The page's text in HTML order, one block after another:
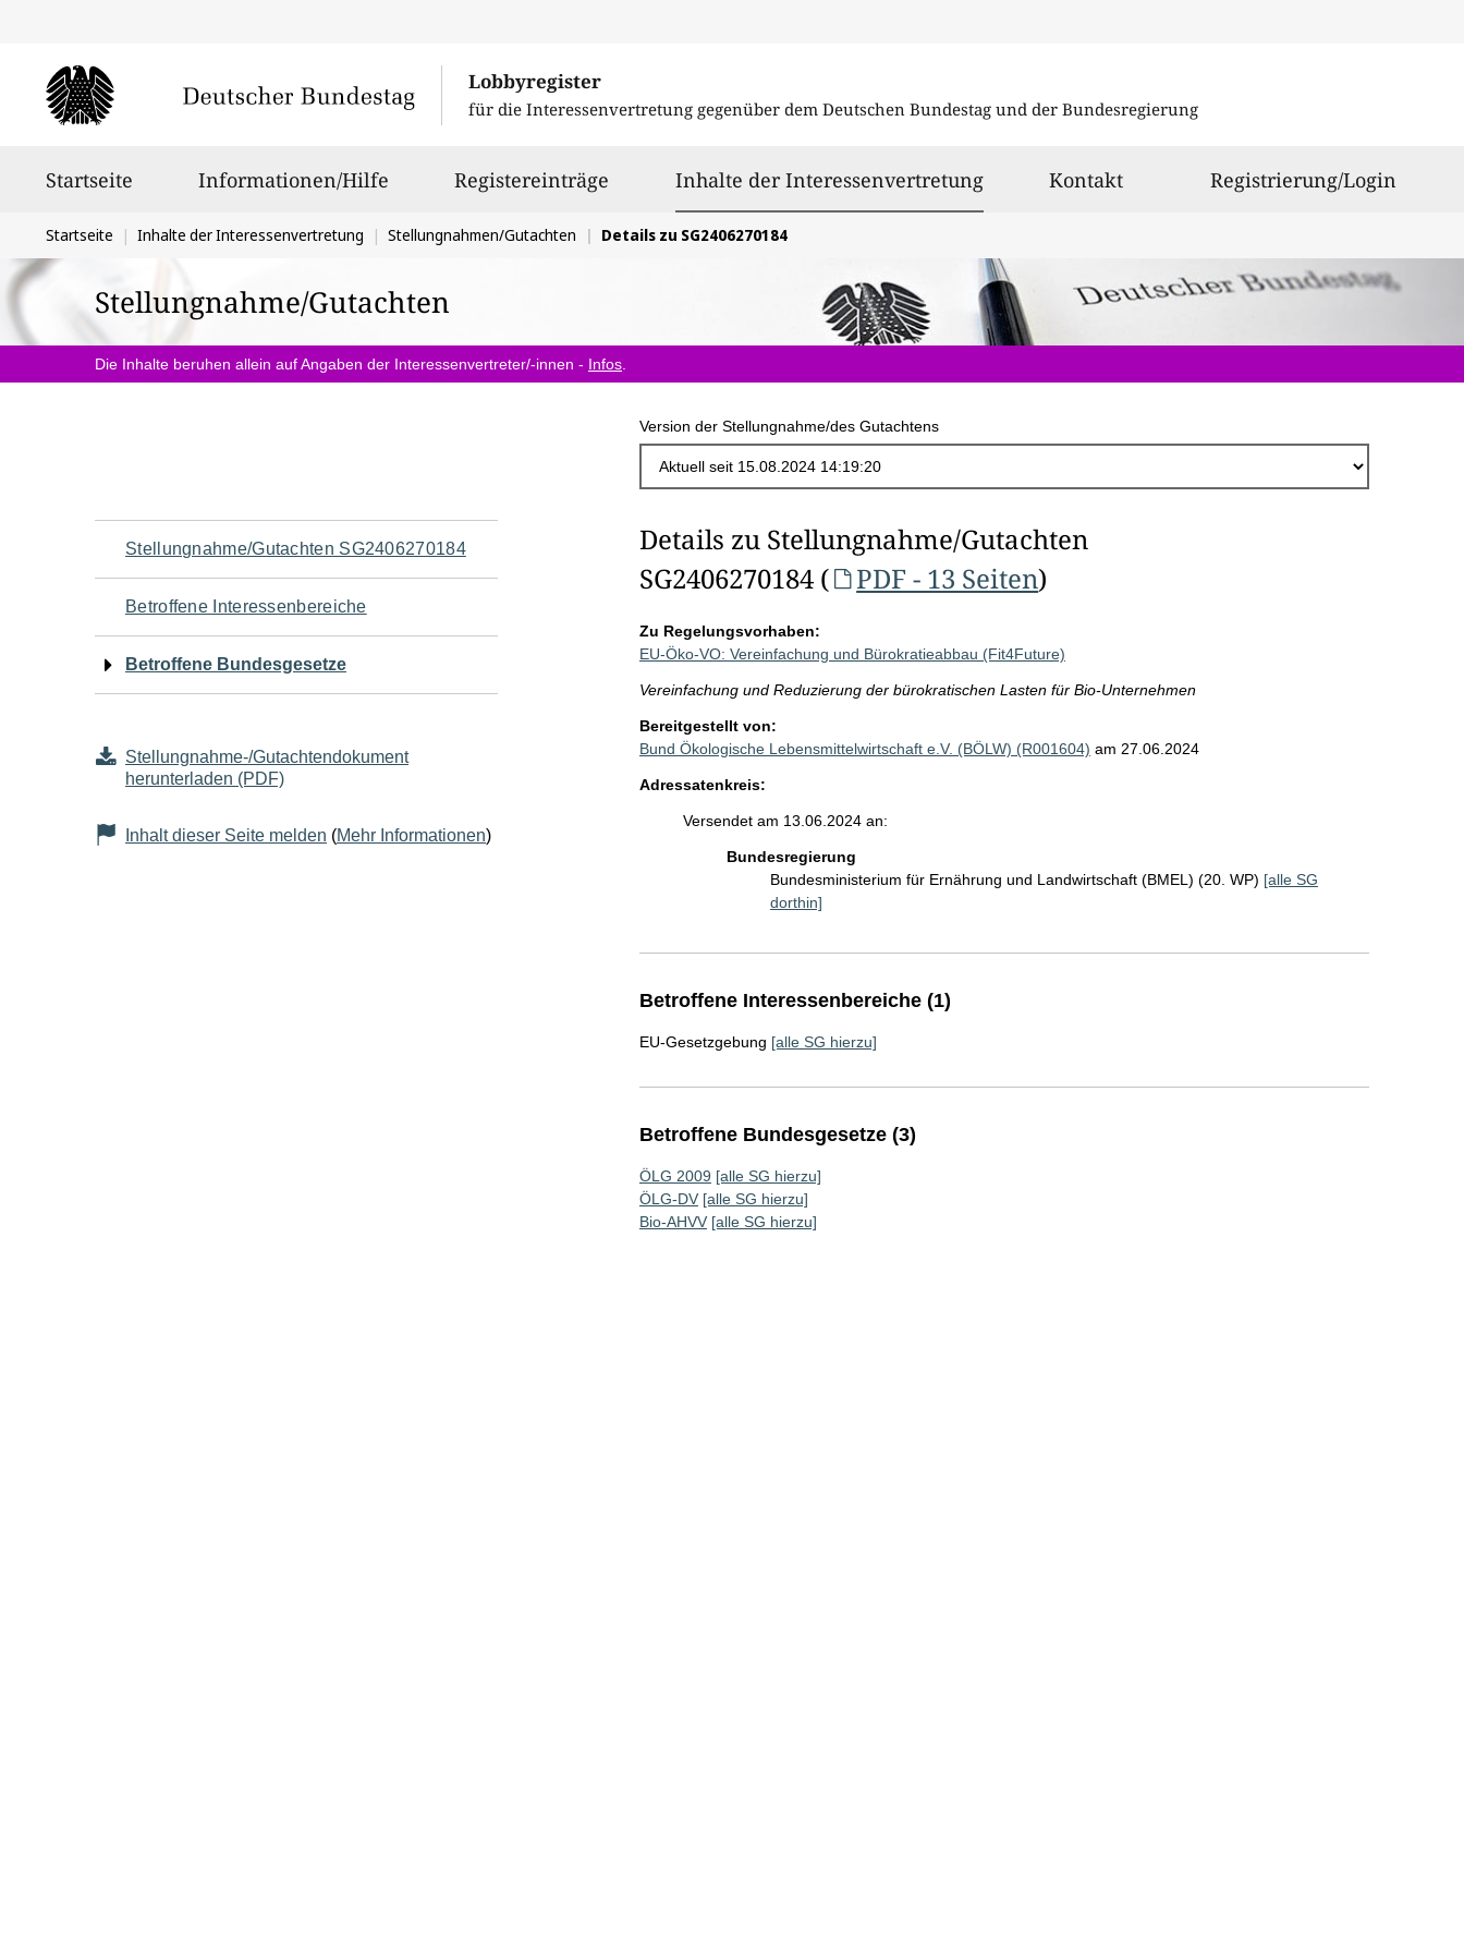
Lobbyregister
für die Interessenvertretung gegenüber dem Deutschen Bundestag und der Bundesregierung
Startseite Informationen/Hilfe Registereinträge Inhalte der Interessenvertretungausgewählt
Kontakt Registrierung/Login
Sie
befinden
sich
hier:
Startseite Inhalte der Interessenvertretung Stellungnahmen/Gutachten Details zu SG2406270184
Stellungnahme/Gutachten
Die Inhalte beruhen allein auf Angaben der Interessenvertreter/-innen - Infos
Version der Stellungnahme/des Gutachtens
Navigation
für
den
Seiteninhalt
Stellungnahme/Gutachten SG2406270184
Betroffene Interessenbereiche
Betroffene Bundesgesetze
Stellungnahme-/Gutachtendokument
herunterladen (PDF)
Inhalt dieser Seite melden (Mehr Informationen)
Details zu Stellungnahme/Gutachten
SG2406270184 (
PDF - 13 Seiten)
Zu Regelungsvorhaben:
EU-Öko-VO: Vereinfachung und Bürokratieabbau (Fit4Future)
Vereinfachung und Reduzierung der bürokratischen Lasten für Bio-Unternehmen
Bereitgestellt von:
Bund Ökologische Lebensmittelwirtschaft e.V. (BÖLW) (R001604) am 27.06.2024
Adressatenkreis:
Versendet am 13.06.2024 an:
Bundesregierung
Bundesministerium für Ernährung und Landwirtschaft (BMEL) (20. WP) [alle SG
dorthin]
Betroffene Interessenbereiche (1)
EU-Gesetzgebung [alle SG hierzu]
Betroffene Bundesgesetze (3)
ÖLG 2009 [alle SG hierzu]
ÖLG-DV [alle SG hierzu]
Bio-AHVV [alle SG hierzu]